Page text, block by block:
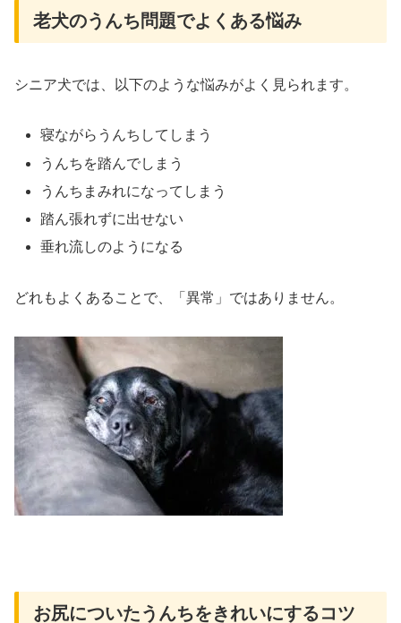
老犬のうんち問題でよくある悩み
シニア犬では、以下のような悩みがよく見られます。
寝ながらうんちしてしまう
うんちを踏んでしまう
うんちまみれになってしまう
踏ん張れずに出せない
垂れ流しのようになる
どれもよくあることで、「異常」ではありません。
お尻についたうんちをきれいにするコツ